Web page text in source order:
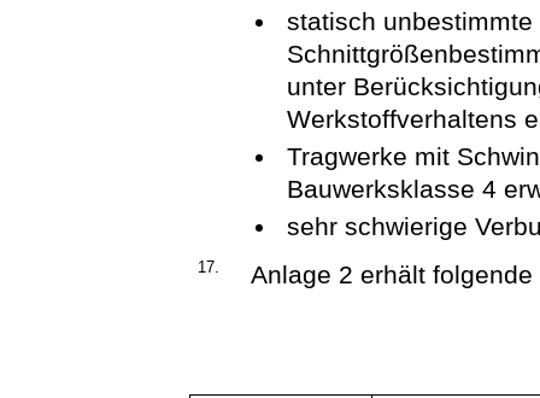
statisch unbestimmte
unter
Werkstoffverhaltens
Tragwerke mit
Bauwerksklasse 4
sehr schwierige
17. Anlage 2 erhält